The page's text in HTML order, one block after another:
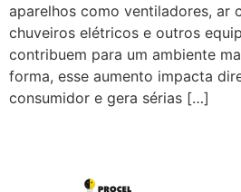
aparelhos como ventiladores, ar
chuveiros elétricos e outros
contribuem para um ambiente
forma, esse aumento impacta
consumidor e gera sérias […]